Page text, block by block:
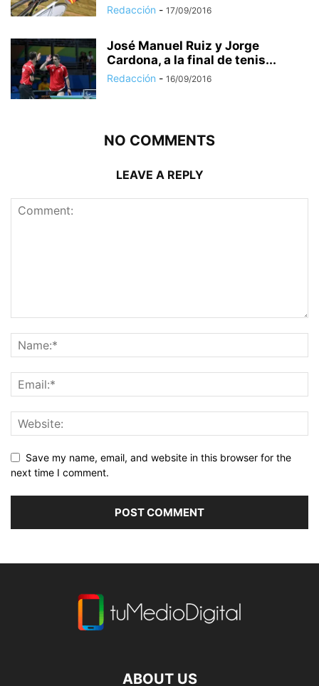
Redacción - 17/09/2016
José Manuel Ruiz y Jorge
Cardona, a la final de tenis...
Redacción - 16/09/2016
NO COMMENTS
LEAVE A REPLY
Save my name, email, and website in this browser for the
next time I comment.
ABOUT US